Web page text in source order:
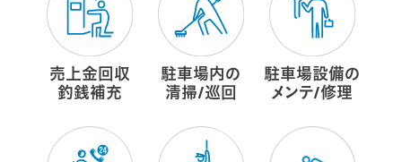
売上金回収
釣銭補充
駐車場内の
清掃/巡回
駐車場設備の
メンテ/修理